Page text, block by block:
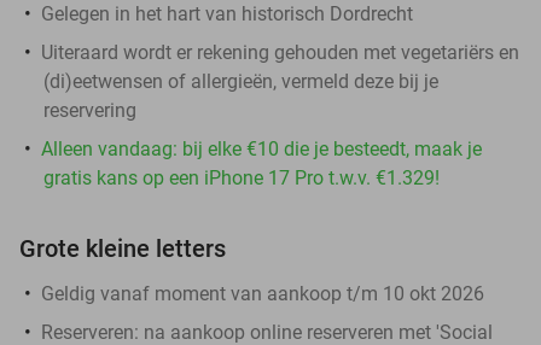
Gelegen in het hart van historisch Dordrecht
Uiteraard wordt er rekening gehouden met vegetariërs en
(di)eetwensen of allergieën, vermeld deze bij je
reservering
Alleen vandaag: bij elke €10 die je besteedt, maak je
gratis kans op een iPhone 17 Pro t.w.v. €1.329!
Grote kleine letters
Geldig vanaf moment van aankoop t/m 10 okt 2026
Reserveren: na aankoop online reserveren met 'Social